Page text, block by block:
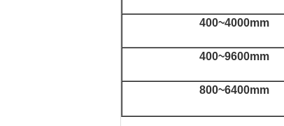
400~4000mm
400~9600mm
800~6400mm